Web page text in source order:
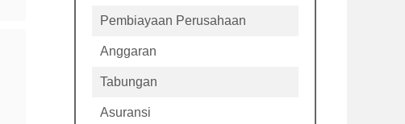
Pembiayaan Perusahaan
Anggaran
Tabungan
Asuransi